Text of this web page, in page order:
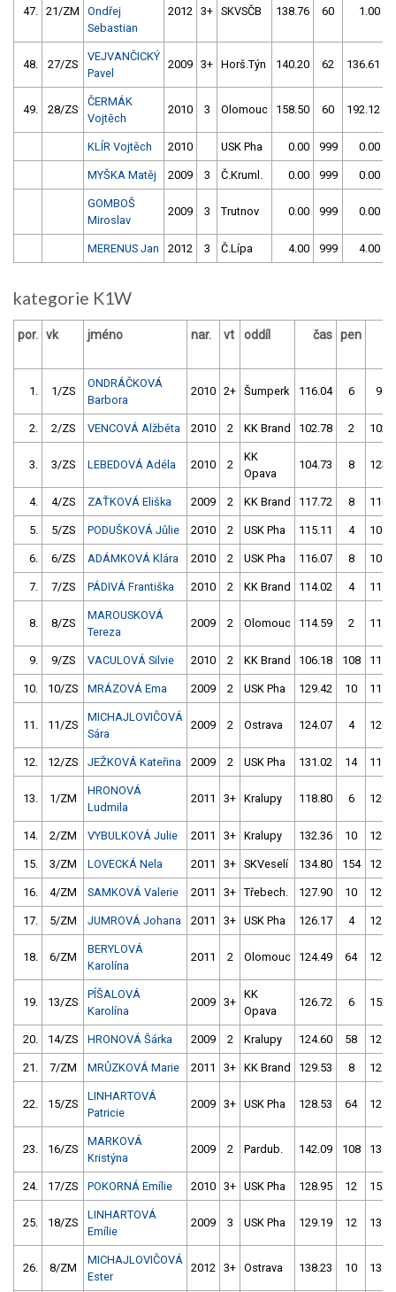
47. 21/ZM
Ondřej
Sebastian
2012 3+ SKVSČB 138.76 60 1.00
48. 27/ZS
VEJVANČICKÝ
Pavel
2009 3+ Horš.Týn 140.20 62 136.61
49. 28/ZS
ČERMÁK
Vojtěch
2010 3 Olomouc 158.50 60 192.12
KLÍR Vojtěch 2010 USK Pha 0.00 999 0.00
MYŠKA Matěj 2009 3 Č.Kruml. 0.00 999 0.00
GOMBOŠ
Miroslav
2009 3 Trutnov 0.00 999 0.00
MERENUS Jan 2012 3 Č.Lípa 4.00 999 4.00
kategorie K1W
por. vk jméno nar. vt oddíl čas pen
1. 1/ZS
ONDRÁČKOVÁ
Barbora
2010 2+ Šumperk 116.04 6
2. 2/ZS VENCOVÁ Alžběta 2010 2 KK Brand 102.78 2
3. 3/ZS LEBEDOVÁ Adéla 2010 2
KK
Opava
104.73 8
4. 4/ZS ZAŤKOVÁ Eliška 2009 2 KK Brand 117.72 8
5. 5/ZS PODUŠKOVÁ Jůlie 2010 2 USK Pha 115.11 4
6. 6/ZS ADÁMKOVÁ Klára 2010 2 USK Pha 116.07 8
7. 7/ZS PÁDIVÁ Františka 2010 2 KK Brand 114.02 4
8. 8/ZS
MAROUSKOVÁ
Tereza
2009 2 Olomouc 114.59 2
9. 9/ZS VACULOVÁ Silvie 2010 2 KK Brand 106.18 108
10. 10/ZS MRÁZOVÁ Ema 2009 2 USK Pha 129.42 10
11. 11/ZS
MICHAJLOVIČOVÁ
Sára
2009 2 Ostrava 124.07 4
12. 12/ZS JEŽKOVÁ Kateřina 2009 2 USK Pha 131.02 14
13. 1/ZM
HRONOVÁ
Ludmila
2011 3+ Kralupy 118.80 6
14. 2/ZM VYBULKOVÁ Julie 2011 3+ Kralupy 132.36 10
15. 3/ZM LOVECKÁ Nela 2011 3+ SKVeselí 134.80 154
16. 4/ZM SAMKOVÁ Valerie 2011 3+ Třebech. 127.90 10
17. 5/ZM JUMROVÁ Johana 2011 3+ USK Pha 126.17 4
18. 6/ZM
BERYLOVÁ
Karolína
2011 2 Olomouc 124.49 64
19. 13/ZS
PÍŠALOVÁ
Karolína
2009 3+
KK
Opava
126.72 6
20. 14/ZS HRONOVÁ Šárka 2009 2 Kralupy 124.60 58
21. 7/ZM MRŮZKOVÁ Marie 2011 3+ KK Brand 129.53 8
22. 15/ZS
LINHARTOVÁ
Patricie
2009 3+ USK Pha 128.53 64
23. 16/ZS
MARKOVÁ
Kristýna
2009 2 Pardub. 142.09 108
24. 17/ZS POKORNÁ Emílie 2010 3+ USK Pha 128.95 12
25. 18/ZS
LINHARTOVÁ
Emílie
2009 3 USK Pha 129.19 12
26. 8/ZM
MICHAJLOVIČOVÁ
Ester
2012 3+ Ostrava 138.23 10